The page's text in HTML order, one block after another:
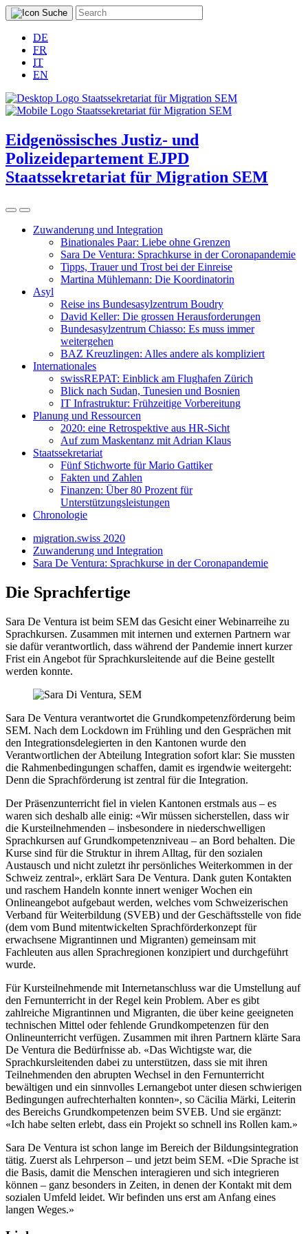
DE
FR
IT
EN
Eidgenössisches Justiz- und
Polizeidepartement EJPD
Staatssekretariat für Migration SEM
Zuwanderung und Integration
Binationales Paar: Liebe ohne Grenzen
Sara De Ventura: Sprachkurse in der Coronapandemie
Tipps, Trauer und Trost bei der Einreise
Martina Mühlemann: Die Koordinatorin
Asyl
Reise ins Bundesasylzentrum Boudry
David Keller: Die grossen Herausforderungen
Bundesasylzentrum Chiasso: Es muss immer
weitergehen
BAZ Kreuzlingen: Alles andere als kompliziert
Internationales
swissREPAT: Einblick am Flughafen Zürich
Blick nach Sudan, Tunesien und Bosnien
IT Infrastruktur: Frühzeitige Vorbereitung
Planung und Ressourcen
2020: eine Retrospektive aus HR-Sicht
Auf zum Maskentanz mit Adrian Klaus
Staatssekretariat
Fünf Stichworte für Mario Gattiker
Fakten und Zahlen
Finanzen: Über 80 Prozent für
Unterstützungsleistungen
Chronologie
migration.swiss 2020
Zuwanderung und Integration
Sara De Ventura: Sprachkurse in der Coronapandemie
Die Sprachfertige
Sara De Ventura ist beim SEM das Gesicht einer Webinarreihe zu
Sprachkursen. Zusammen mit internen und externen Partnern war
sie dafür verantwortlich, dass während der Pandemie innert kurzer
Frist ein Angebot für Sprachkursleitende auf die Beine gestellt
werden konnte.
Sara De Ventura verantwortet die Grundkompetenzförderung beim
SEM. Nach dem Lockdown im Frühling und den Gesprächen mit
den Integrationsdelegierten in den Kantonen wurde den
Verantwortlichen der Abteilung Integration sofort klar: Sie mussten
die Rahmenbedingungen schaffen, damit es irgendwie weitergeht:
Denn die Sprachförderung ist zentral für die Integration.
Der Präsenzunterricht fiel in vielen Kantonen erstmals aus – es
waren sich deshalb alle einig: «Wir müssen sicherstellen, dass wir
die Kursteilnehmenden – insbesondere in niederschwelligen
Sprachkursen auf Grundkompetenzniveau – an Bord behalten. Die
Kurse sind für die Struktur in ihrem Alltag, für den sozialen
Austausch und nicht zuletzt ihr persönliches Weiterkommen in der
Schweiz zentral», erklärt Sara De Ventura. Dank guten Kontakten
und raschem Handeln konnte innert weniger Wochen ein
Onlineangebot aufgebaut werden, welches vom Schweizerischen
Verband für Weiterbildung (SVEB) und der Geschäftsstelle von fide
(dem vom Bund mitentwickelten Sprachförderkonzept für
erwachsene Migrantinnen und Migranten) gemeinsam mit
Fachleuten aus allen Sprachregionen konzipiert und durchgeführt
wurde.
Für Kursteilnehmende mit Internetanschluss war die Umstellung auf
den Fernunterricht in der Regel kein Problem. Aber es gibt
zahlreiche Migrantinnen und Migranten, die über keine geeigneten
technischen Mittel oder fehlende Grundkompetenzen für den
Onlineunterricht verfügen. Zusammen mit ihren Partnern klärte Sara
De Ventura die Bedürfnisse ab. «Das Wichtigste war, die
Sprachkursleitenden dabei zu unterstützen, dass sie mit ihren
Teilnehmenden den abrupten Wechsel in den Fernunterricht
bewältigen und ein sinnvolles Lernangebot unter diesen schwierigen
Bedingungen aufrechterhalten konnten», so Cäcilia Märki, Leiterin
des Bereichs Grundkompetenzen beim SVEB. Und sie ergänzt:
«Ich habe selten erlebt, dass ein Projekt so schnell ins Rollen kam.»
Sara De Ventura ist schon lange im Bereich der Bildungsintegration
tätig. Zuerst als Lehrperson – und jetzt beim SEM. «Die Sprache ist
die Basis, damit die Menschen interagieren und sich integrieren
können – ganz besonders in Zeiten, in denen der Kontakt mit dem
sozialen Umfeld leidet. Wir befinden uns erst am Anfang eines
langen Weges.»